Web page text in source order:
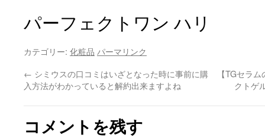
パーフェクトワン ハリ
カテゴリー: 化粧品 パーマリンク
← シミウスの口コミはいざとなった時に事前に購
入方法がわかっていると解約出来ますよね
【TGセラ
クトゲ
コメントを残す